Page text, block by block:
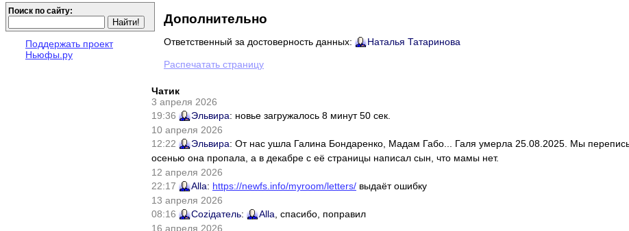
Поиск по сайту:
Поддержать проект
Ньюфы.ру
Дополнительно
Ответственный за достоверность данных: Наталья Татаринова
Распечатать страницу
Чатик
3 апреля 2026
19:36
Эльвира: новье загружалось 8 минут 50 сек.
10 апреля 2026
12:22
Эльвира: От нас ушла Галина Бондаренко, Мадам Габо... Галя умерла 25.08.2025. Мы
осенью она пропала, а в декабре с её страницы написал сын, что мамы нет.
12 апреля 2026
22:17
Alla: https://newfs.info/myroom/letters/ выдаёт ошибку
13 апреля 2026
08:16
Соziдатель: Alla , спасибо, поправил
16 апреля 2026